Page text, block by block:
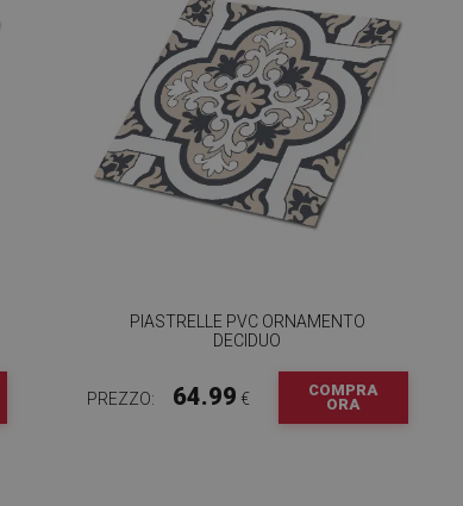
PIASTRELLE PVC ORNAMENTO
DECIDUO
PREZZO: 64.99 €
COMPRA
ORA